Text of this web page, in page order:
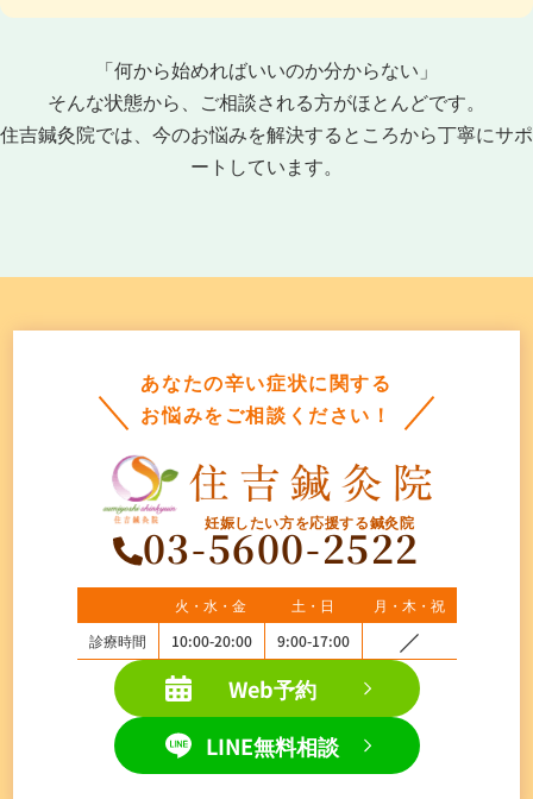
「何から始めればいいのか分からない」
そんな状態から、ご相談される方がほとんどです。
住吉鍼灸院では、今のお悩みを解決するところから丁寧にサポ
ートしています。
あなたの辛い症状に関する
お悩みをご相談ください！
妊娠したい方を応援する鍼灸院
03-5600-2522
火・水・金 土・日
月・木・祝
診療時間
10:00-20:00 9:00-17:00
Web予約
LINE無料相談